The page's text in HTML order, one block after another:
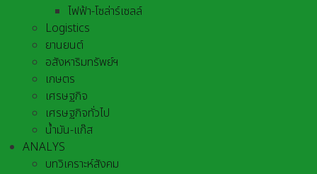
ไฟฟ้า-โซล่าร์เซลล์
Logistics
ยานยนต์
อสังหาริมทรัพย์ฯ
เกษตร
เศรษฐกิจ
เศรษฐกิจทั่วไป
น้ำมัน-แก๊ส
ANALYS
บทวิเคราะห์สังคม